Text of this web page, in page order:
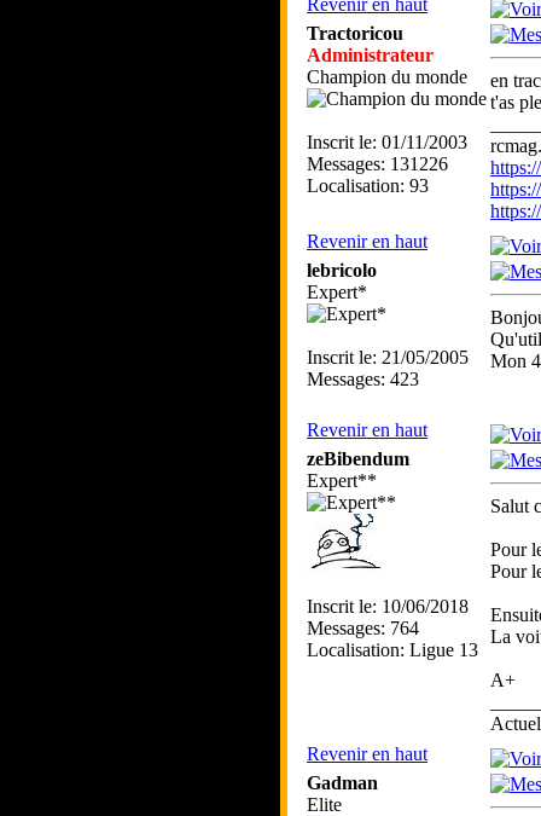
Revenir en haut
Tractoricou
Administrateur
Champion du monde
Inscrit le: 01/11/2003
Messages: 131226
Localisation: 93
en
t'as
Revenir en haut
lebricolo
Expert*
Inscrit le: 21/05/2005
Messages: 423
Mon
Revenir en haut
zeBibendum
Expert**
Inscrit le: 10/06/2018
Messages: 764
Localisation: Ligue 13
Salut
Pour
Pour
La
A+
Revenir en haut
Gadman
Elite